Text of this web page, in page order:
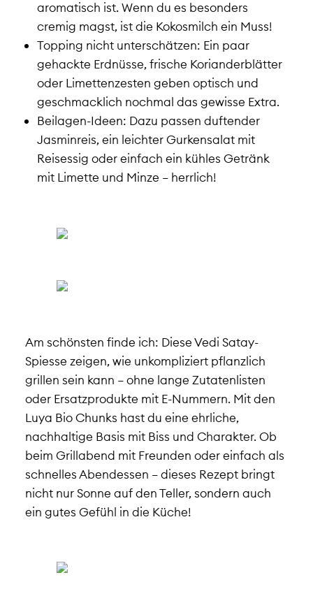
aromatisch ist. Wenn du es besonders
cremig magst, ist die Kokosmilch ein Muss!
Topping nicht unterschätzen: Ein paar
gehackte Erdnüsse, frische Korianderblätter
oder Limettenzesten geben optisch und
geschmacklich nochmal das gewisse Extra.
Beilagen-Ideen: Dazu passen duftender
Jasminreis, ein leichter Gurkensalat mit
Reisessig oder einfach ein kühles Getränk
mit Limette und Minze – herrlich!
Am schönsten finde ich: Diese Vedi Satay-
Spiesse zeigen, wie unkompliziert pflanzlich
grillen sein kann – ohne lange Zutatenlisten
oder Ersatzprodukte mit E-Nummern. Mit den
Luya Bio Chunks hast du eine ehrliche,
nachhaltige Basis mit Biss und Charakter. Ob
beim Grillabend mit Freunden oder einfach als
schnelles Abendessen – dieses Rezept bringt
nicht nur Sonne auf den Teller, sondern auch
ein gutes Gefühl in die Küche!